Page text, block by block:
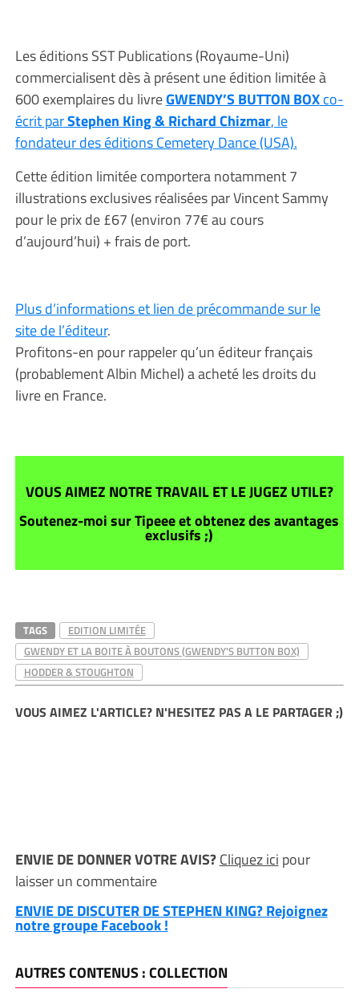
Les éditions SST Publications (Royaume-Uni)
commercialisent dès à présent une édition limitée à
600 exemplaires du livreGWENDY’S BUTTON BOXco-
écrit parStephen King & Richard Chizmar, le
fondateur des éditions Cemetery Dance (USA).
Cette édition limitée comportera notamment 7
illustrations exclusives réalisées par Vincent Sammy
pour le prix de £67 (environ 77€ au cours
d’aujourd’hui) + frais de port.
Plus d’informations et lien de précommande sur le
site de l’éditeur.
Profitons-en pour rappeler qu’un éditeur français
(probablement Albin Michel) a acheté les droits du
livre en France.
VOUS AIMEZ NOTRE TRAVAIL ET LE JUGEZ UTILE?
Soutenez-moi sur Tipeee et obtenez des avantages
exclusifs ;)
TAGS
EDITION LIMITÉE
GWENDY ET LA BOITE À BOUTONS (GWENDY'S BUTTON BOX)
HODDER & STOUGHTON
VOUS AIMEZ L'ARTICLE? N'HESITEZ PAS A LE PARTAGER ;)
ENVIE DE DONNER VOTRE AVIS?Cliquez ici pour
laisser un commentaire
ENVIE DE DISCUTER DE STEPHEN KING? Rejoignez
notre groupe Facebook !
AUTRES CONTENUS : COLLECTION